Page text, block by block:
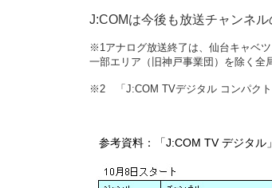
J:COMは今後も放送チャンネ
※1アナログ放送終了は、仙台キャベ
一部エリア（旧神戸事業団）を除く全
※2 「J:COM TVデジタル コンパクト
参考資料：「J:COM TV デジタル